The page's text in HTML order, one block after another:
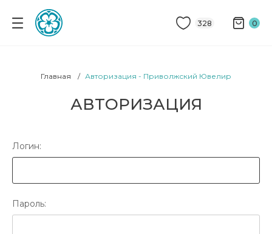
328 0
Главная Авторизация - Приволжский Ювелир
АВТОРИЗАЦИЯ
Логин:
Пароль: